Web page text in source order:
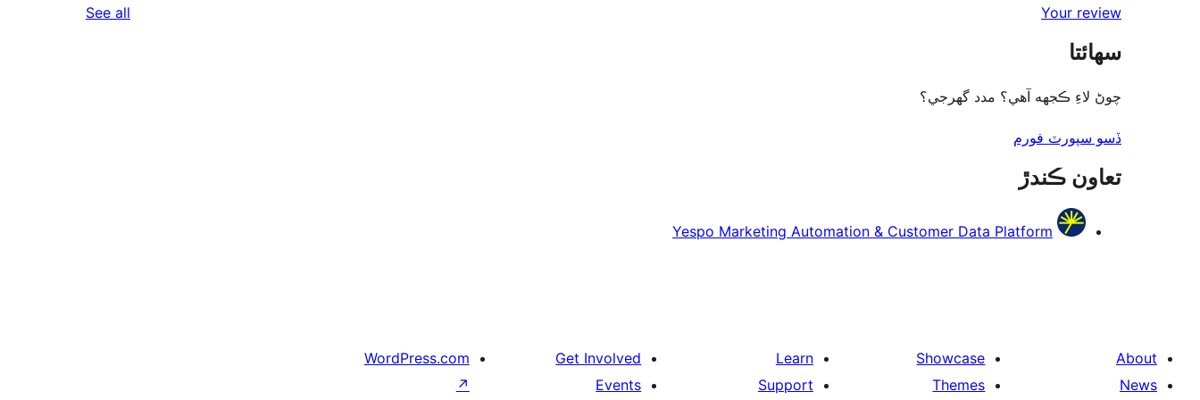
Your review
See all
سھائتا
چوڻ لاءِ ڪجهه آهي؟ مدد گهرجي؟
ڏسو سپورٽ فورم
تعاون ڪندڙ
Yespo Marketing Automation & Customer Data Platform
About
News
Showcase
Themes
Learn
Support
Get Involved
Events
WordPress.com
↗